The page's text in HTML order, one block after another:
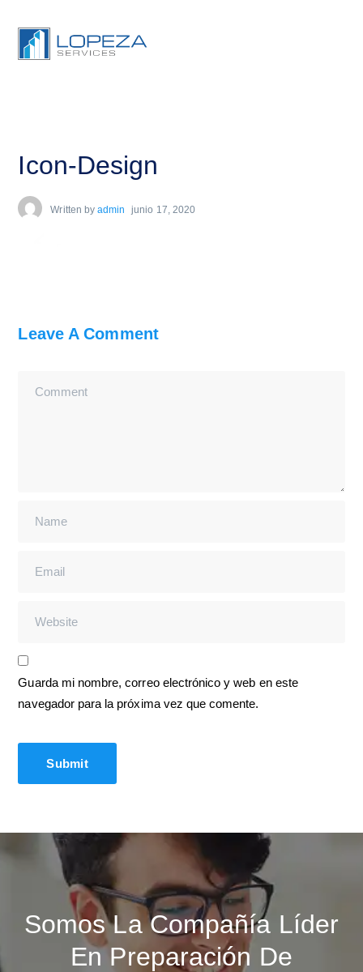
Icon-Design
Written by admin junio 17, 2020
Leave A Comment
Guarda mi nombre, correo electrónico y web en este
navegador para la próxima vez que comente.
Somos La Compañía Líder
En Preparación De